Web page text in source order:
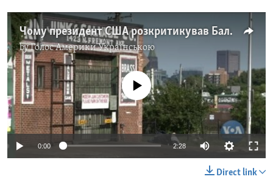
Чому президент США розкритикував Балтимор і як там дійсно живеться. Відео
byГолос Америки Українською
No media source currently available
0:00 2:28
Direct link